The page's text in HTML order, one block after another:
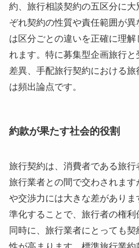
約、旅行相談契約の五区分に
ぞれ契約の性質や責任範囲が
は区分ごとの違いを正確に理
れます。特に募集型企画旅行
差異、手配旅行契約における旅
は頻出論点です。
約款が果たす社会的役割
旅行契約は、消費者である旅行
旅行業者との間で交わされま
や交渉力には大きな差があり
準化することで、旅行者の権利
同時に、旅行業者にとっても